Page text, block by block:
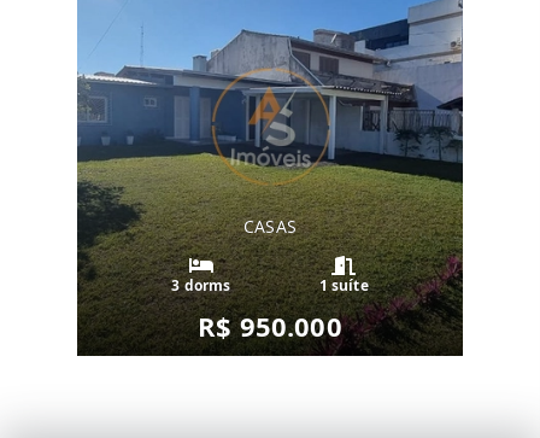
CASAS
3 dorms 1 suíte
R$ 950.000